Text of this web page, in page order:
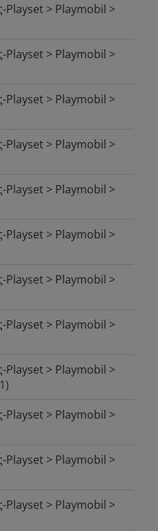
Playset > Playmobil >
Playset > Playmobil >
Playset > Playmobil >
Playset > Playmobil >
Playset > Playmobil >
Playset > Playmobil >
Playset > Playmobil >
Playset > Playmobil >
Playset > Playmobil >
Playset > Playmobil >
Playset > Playmobil >
Playset > Playmobil >